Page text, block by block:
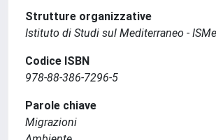
Strutture organizzative
Istituto di Studi sul Mediterraneo -
Codice ISBN
978-88-386-7296-5
Parole chiave
Migrazioni